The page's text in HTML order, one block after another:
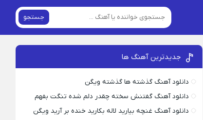
جستجو
جدیدترین آهنگ ها
دانلود آهنگ گذشته ها گذشته ویگن
دانلود آهنگ گفتنش سخته چقدر دلم شده تنگت بفهم
دانلود آهنگ غنچه بیارید لاله بکارید خنده بر آرید ویگن